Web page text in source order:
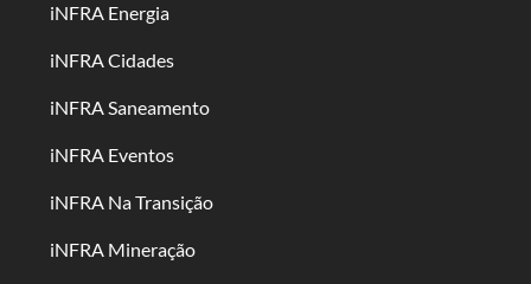
iNFRA Energia
iNFRA Cidades
iNFRA Saneamento
iNFRA Eventos
iNFRA Na Transição
iNFRA Mineração